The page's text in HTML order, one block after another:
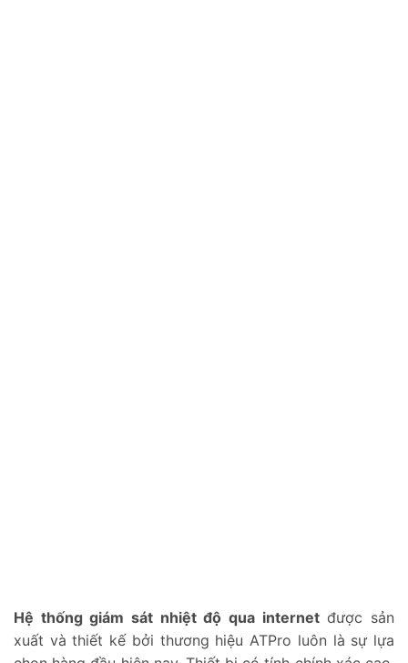
Hệ thống giám sát nhiệt độ qua internetđược sản
xuất và thiết kế bởi thương hiệu ATPro luôn là sự lựa